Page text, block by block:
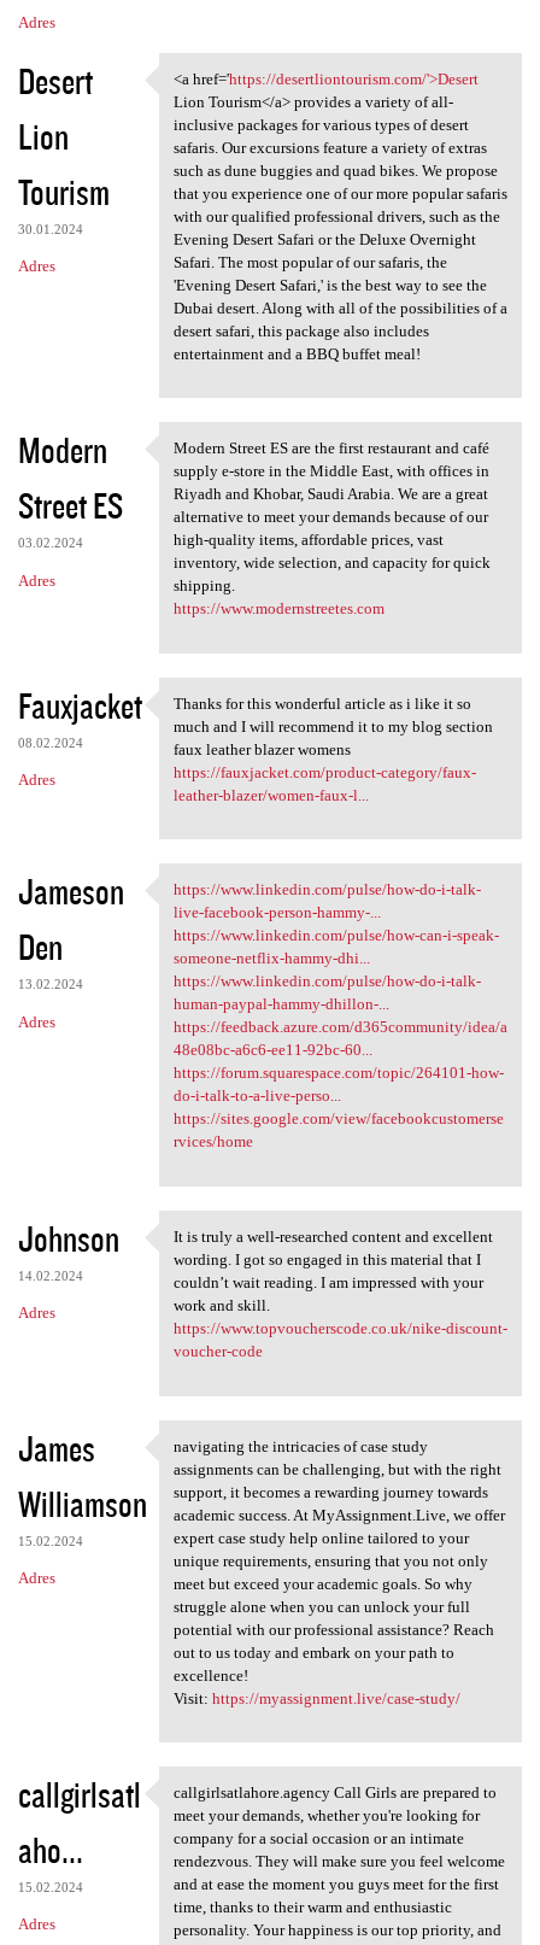
Adres
Desert
Lion
Tourism
30.01.2024
Adres
<a href='https:/
<a href='https://desertliontourism.com/'>Desert
Lion Tourism</a> provides a variety of all-
inclusive packages for various types of desert
safaris. Our excursions feature a variety of extras
such as dune buggies and quad bikes. We propose
that you experience one of our more popular safaris
with our qualified professional drivers, such as the
Evening Desert Safari or the Deluxe Overnight
Safari. The most popular of our safaris, the
'Evening Desert Safari,' is the best way to see the
Dubai desert. Along with all of the possibilities of a
desert safari, this package also includes
entertainment and a BBQ buffet meal!
Modern
Street ES
03.02.2024
Adres
Modern Street ES are the
Modern Street ES are the first restaurant and café
supply e-store in the Middle East, with offices in
Riyadh and Khobar, Saudi Arabia. We are a great
alternative to meet your demands because of our
high-quality items, affordable prices, vast
inventory, wide selection, and capacity for quick
shipping.
https://www.modernstreetes.com
Fauxjacket
08.02.2024
Adres
Thanks for this wonderful
Thanks for this wonderful article as i like it so
much and I will recommend it to my blog section
faux leather blazer womens
https://fauxjacket.com/product-category/faux-
leather-blazer/women-faux-l...
Jameson
Den
13.02.2024
Adres
https://www.linkedin.com
https://www.linkedin.com/pulse/how-do-i-talk-
live-facebook-person-hammy-...
https://www.linkedin.com/pulse/how-can-i-speak-
someone-netflix-hammy-dhi...
https://www.linkedin.com/pulse/how-do-i-talk-
human-paypal-hammy-dhillon-...
https://feedback.azure.com/d365community/idea/a
48e08bc-a6c6-ee11-92bc-60...
https://forum.squarespace.com/topic/264101-how-
do-i-talk-to-a-live-perso...
https://sites.google.com/view/facebookcustomerse
rvices/home
Johnson
14.02.2024
Adres
It is truly a well-researched
It is truly a well-researched content and excellent
wording. I got so engaged in this material that I
couldn’t wait reading. I am impressed with your
work and skill.
https://www.topvoucherscode.co.uk/nike-discount-
voucher-code
James
Williamson
15.02.2024
Adres
navigating the intricacies of
navigating the intricacies of case study
assignments can be challenging, but with the right
support, it becomes a rewarding journey towards
academic success. At MyAssignment.Live, we offer
expert case study help online tailored to your
unique requirements, ensuring that you not only
meet but exceed your academic goals. So why
struggle alone when you can unlock your full
potential with our professional assistance? Reach
out to us today and embark on your path to
excellence!
Visit: https://myassignment.live/case-study/
callgirlsatl
aho...
15.02.2024
Adres
callgirlsatlahore.agency Call
callgirlsatlahore.agency Call Girls are prepared to
meet your demands, whether you're looking for
company for a social occasion or an intimate
rendezvous. They will make sure you feel welcome
and at ease the moment you guys meet for the first
time, thanks to their warm and enthusiastic
personality. Your happiness is our top priority, and